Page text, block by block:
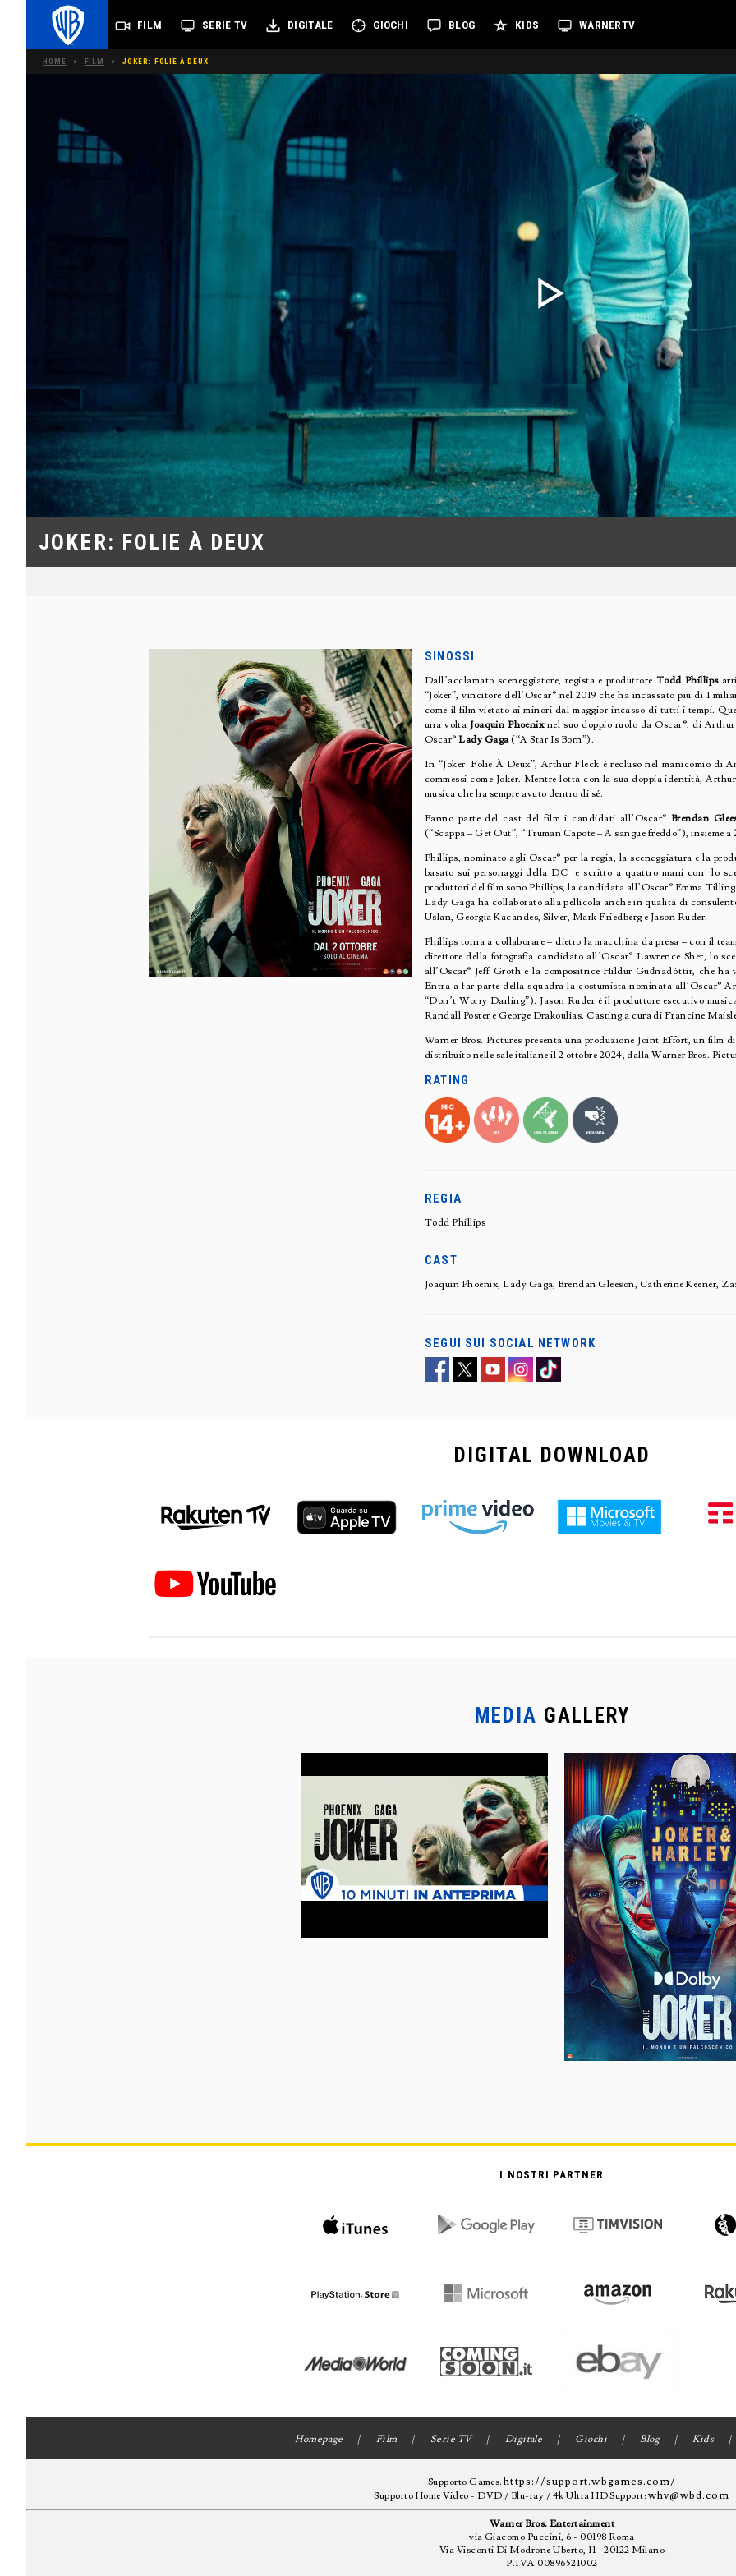
FILM SERIE TV DIGITALE GIOCHI BLOG KIDS WARNERTV
HOME > FILM > JOKER: FOLIE À DEUX
JOKER: FOLIE À DEUX
SINOSSI
Dall’acclamato sceneggiatore, regista e produttore Todd Phillips
“Joker”, vincitore dell’Oscar® nel 2019 che ha incassato più di 1
come il film vietato ai minori dal maggior incasso di tutti i tempi.
una volta Joaquin Phoenixnel suo doppio ruolo da Oscar®, di
Oscar®Lady Gaga(“A Star Is Born”).
In “Joker: Folie À Deux”, Arthur Fleck è recluso nel manicomio di
commessi come Joker. Mentre lotta con la sua doppia identità,
musica che ha sempre avuto dentro di sé.
Fanno parte del cast del film i candidati all’Oscar® Brendan
(“Scappa – Get Out”, “Truman Capote – A sangue freddo”), insieme a
Phillips, nominato agli Oscar® per la regia, la sceneggiatura e la
basato sui personaggi della DC e scritto a quattro mani con lo
produttori del film sono Phillips, la candidata all’Oscar® Emma
Lady Gaga ha collaborato alla pellicola anche in qualità di
Uslan, Georgia Kacandes, Silver, Mark Friedberg e Jason Ruder.
Phillips torna a collaborare – dietro la macchina da presa – con il
direttore della fotografia candidato all’Oscar® Lawrence Sher, lo
all’Oscar® Jeff Groth e la compositrice Hildur Guđnadóttir, che
Entra a far parte della squadra la costumista nominata all’Oscar®
“Don’t Worry Darling”). Jason Ruder è il produttore esecutivo
Randall Poster e George Drakoulias. Casting a cura di Francine
Warner Bros. Pictures presenta una produzione Joint Effort, un film
distribuito nelle sale italiane il 2 ottobre 2024, dalla Warner Bros.
RATING
REGIA
Todd Phillips
CAST
Joaquin Phoenix, Lady Gaga, Brendan Gleeson, Catherine Keener,
SEGUI SUI SOCIAL NETWORK
DIGITAL DOWNLOAD
MEDIA GALLERY
I NOSTRI PARTNER
Homepage Film Serie TV Digitale Giochi Blog Kids
Supporto Games:https://support.wbgames.com/
Supporto Home Video - DVD / Blu-ray / 4k Ultra HD Support:whv@wbd.com
Warner Bros. Entertainment
via Giacomo Puccini, 6 - 00198 Roma
Via Visconti Di Modrone Uberto, 11 - 20122 Milano
P.IVA 00896521002